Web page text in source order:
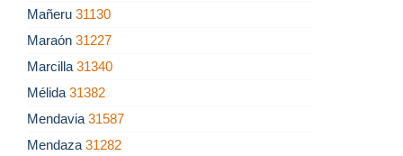
Mañeru 31130
Maraón 31227
Marcilla 31340
Mélida 31382
Mendavia 31587
Mendaza 31282